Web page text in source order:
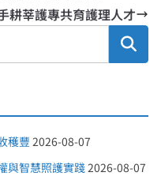
耕莘護專共育護理人才
穫豐 2026-08-07
與智慧照護實踐 2026-08-07